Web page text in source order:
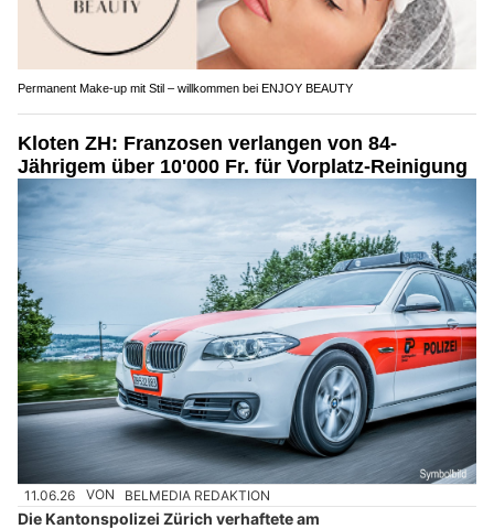
Permanent Make-up mit Stil – willkommen bei ENJOY BEAUTY
Kloten ZH: Franzosen verlangen von 84-
Jährigem über 10'000 Fr. für Vorplatz-Reinigung
11.06.26 VON BELMEDIA REDAKTION
Die Kantonspolizei Zürich verhaftete am